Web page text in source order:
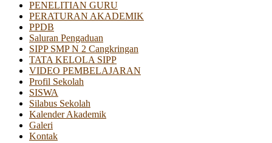
PENELITIAN GURU
PERATURAN AKADEMIK
PPDB
Saluran Pengaduan
SIPP SMP N 2 Cangkringan
TATA KELOLA SIPP
VIDEO PEMBELAJARAN
Profil Sekolah
SISWA
Silabus Sekolah
Kalender Akademik
Galeri
Kontak